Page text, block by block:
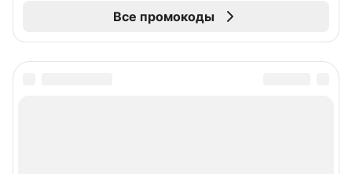
Все промокоды